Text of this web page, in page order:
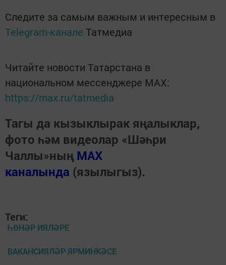
Следите за самым важным и интересным в
Telegram-канале Татмедиа
Читайте новости Татарстана в
национальном мессенджере MАХ:
https://max.ru/tatmedia
Тагы да кызыклырак яңалыклар,
фото һәм видеолар «Шәһри
Чаллы»ның MAX
каналында (язылыгыз).
Теги:
ҺӨНӘР ИЯЛӘРЕ
ВАКАНСИЯЛӘР ЯРМИНКӘСЕ